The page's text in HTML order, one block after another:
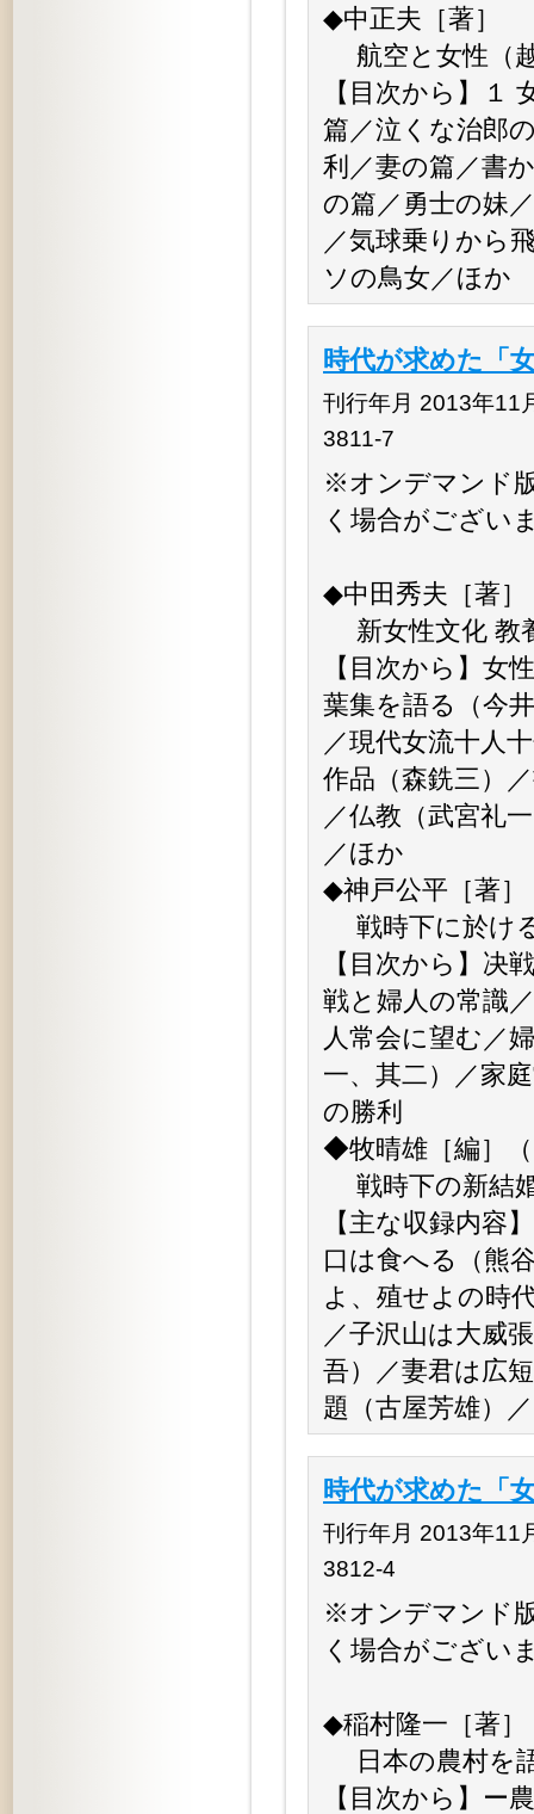
◆中正夫［著］
航空と女性（
【目次から】１
篇／泣くな治郎
利／妻の篇／書
の篇／勇士の妹
／気球乗りから
ソの鳥女／ほか
時代が求めた
刊行年月 2013年11
3811-7
※オンデマンド
く場合がござい
◆中田秀夫［著］
新女性文化 教
【目次から】女
葉集を語る（今
／現代女流十人
作品（森銑三）
／仏教（武宮礼
／ほか
◆神戸公平［著］
戦時下に於け
【目次から】决
戦と婦人の常識
人常会に望む／
一、其二）／家
の勝利
◆牧晴雄［編］
戦時下の新結
【主な収録内容
口は食へる（熊
よ、殖せよの時
／子沢山は大威
吾）／妻君は広
題（古屋芳雄）
時代が求めた
刊行年月 2013年11
3812-4
※オンデマンド
く場合がござい
◆稲村隆一［著］
日本の農村を
【目次から】ー